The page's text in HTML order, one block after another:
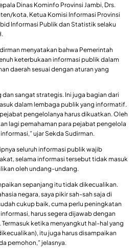
Dinas Kominfo Provinsi Jambi, Drs.
kota, Ketua Komisi Informasi Provinsi
Informasi Publik dan Statistik selaku
menyatakan bahwa Pemerintah
keterbukaan informasi publik dalam
daerah sesuai dengan aturan yang
sangat strategis. Ini juga bagian dari
dalam lembaga publik yang informatif.
pengelolanya harus dikuatkan. Oleh
lagi pemahaman para pejabat pengelola
ujar Sekda Sudirman.
seluruh informasi publik wajib
selama informasi tersebut tidak masuk
oleh undang-undang.
sepanjang itu tidak dikecualikan.
negara, saya pikir sah-sah saja di
cukup baik, cuma perlu peningkatan
harus segera dijawab dengan
ketika menyangkut hal-hal yang
itu juga harus disampaikan
pemohon,” jelasnya.